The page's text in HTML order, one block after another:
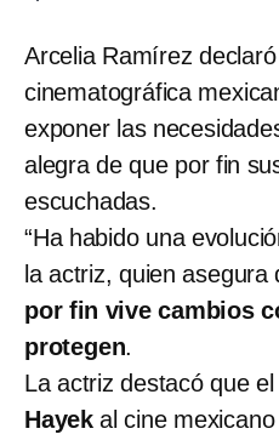
Arcelia Ramírez
cinematográfica
exponer las
alegra de que por fin
escuchadas.
“Ha habido una
la actriz, quien asegura
por fin vive cambios
protegen.
La actriz destacó que el
Hayek al cine